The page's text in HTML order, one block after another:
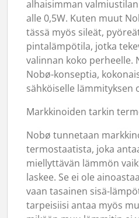
alhaisimman
alle 0,5W. Kuten muut
tässä myös sileät,
pintalämpötila, jotka
valinnan koko perheelle.
Nobø-konseptia,
sähköiselle lämmityksen
Markkinoiden tarkin
Nobø tunnetaan
termostaatista, joka
miellyttävän lämmön
laskee. Se ei ole
vaan tasainen sisä-
tarpeisiisi antaa myös